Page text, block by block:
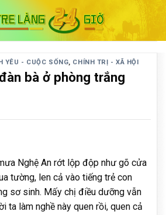
YÊU - CUỘC SỐNG, CHÍNH TRỊ - XÃ HỘI
bà ở phòng trắng
Nghệ An rớt lộp độp như gõ cửa
tường, len cả vào tiếng trẻ con
sơ sinh. Mấy chị điều dưỡng vẫn
ta làm nghề này quen rồi, quen cả